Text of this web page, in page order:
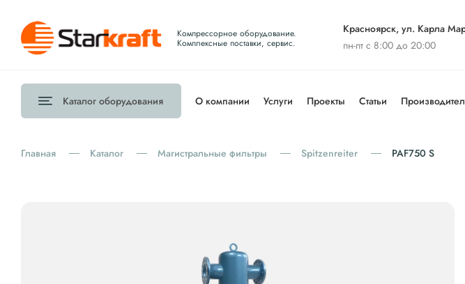
Компрессорное оборудование.
Комплексные поставки, сервис.
Красноярск, ул. Карла
пн-пт с 8:00 до 20:00
Каталог оборудования О компании Услуги Проекты Статьи
Главная Каталог Магистральные фильтры Spitzenreiter PAF750 S